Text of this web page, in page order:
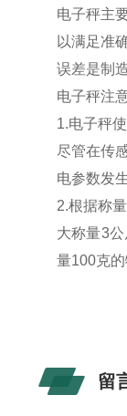
电子秤主
以满足准
误差是制
电子秤注
1.电子秤
尽管在传
电参数发
2.根据称
大称量3
量100克
留